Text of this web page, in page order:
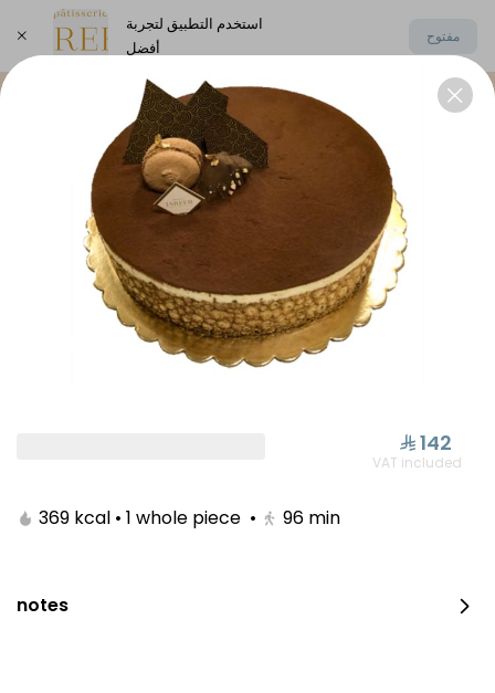
استخدم التطبيق لتجربة
أفضل
مفتوح
اختر العنوان
Elysee Chocolate Oriental Sweets
⁨⁦‪‬ 142⁩
VAT included
369 kcal • 1 whole piece • 96 min
notes